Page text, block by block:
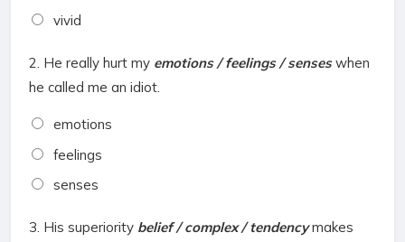
vivid
2. He really hurt my emotions / feelings / senseswhen
he called me an idiot.
emotions
feelings
senses
3. His superiority belief / complex / tendencymakes